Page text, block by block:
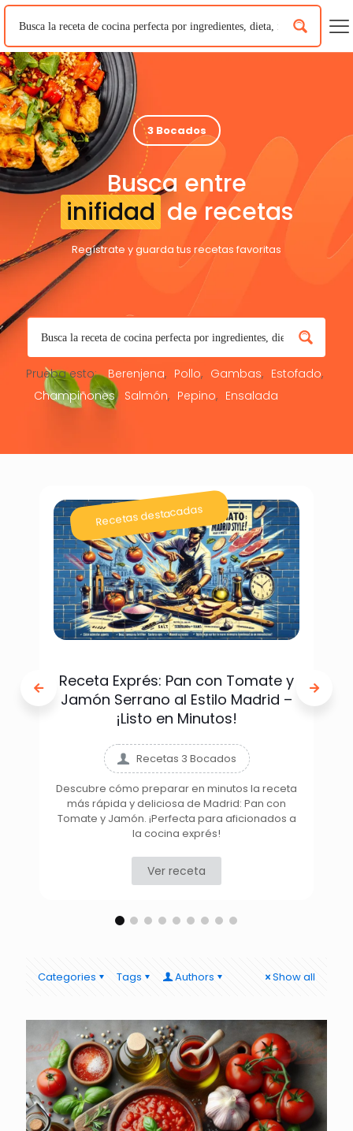
3 Bocados
Busca entre
inifidad de recetas
Regístrate y guarda tus recetas favoritas
Prueba esto: Berenjena Pollo Gambas
Estofado
Champiñones
Salmón Pepino Ensalada
Recetas destacadas
Receta Exprés: Pan con Tomate y
Jamón Serrano al Estilo Madrid –
¡Listo en Minutos!
Recetas 3 Bocados
Descubre cómo preparar en minutos la receta
más rápida y deliciosa de Madrid: Pan con
Tomate y Jamón. ¡Perfecta para aficionados a
la cocina exprés!
Ver receta
Categories Tags Authors Show all